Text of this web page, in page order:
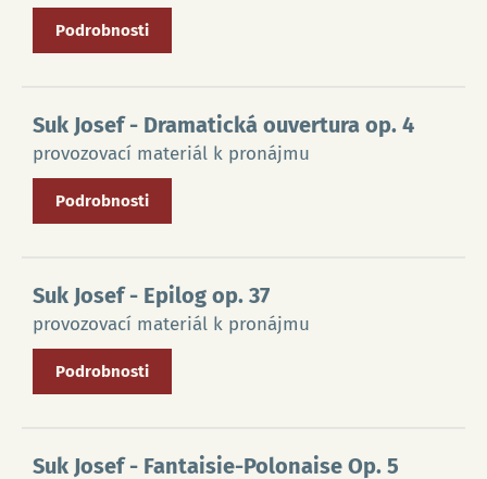
Podrobnosti
Suk Josef- Dramatická ouvertura op. 4
provozovací materiál k pronájmu
Podrobnosti
Suk Josef- Epilog op. 37
provozovací materiál k pronájmu
Podrobnosti
Suk Josef- Fantaisie-Polonaise Op. 5